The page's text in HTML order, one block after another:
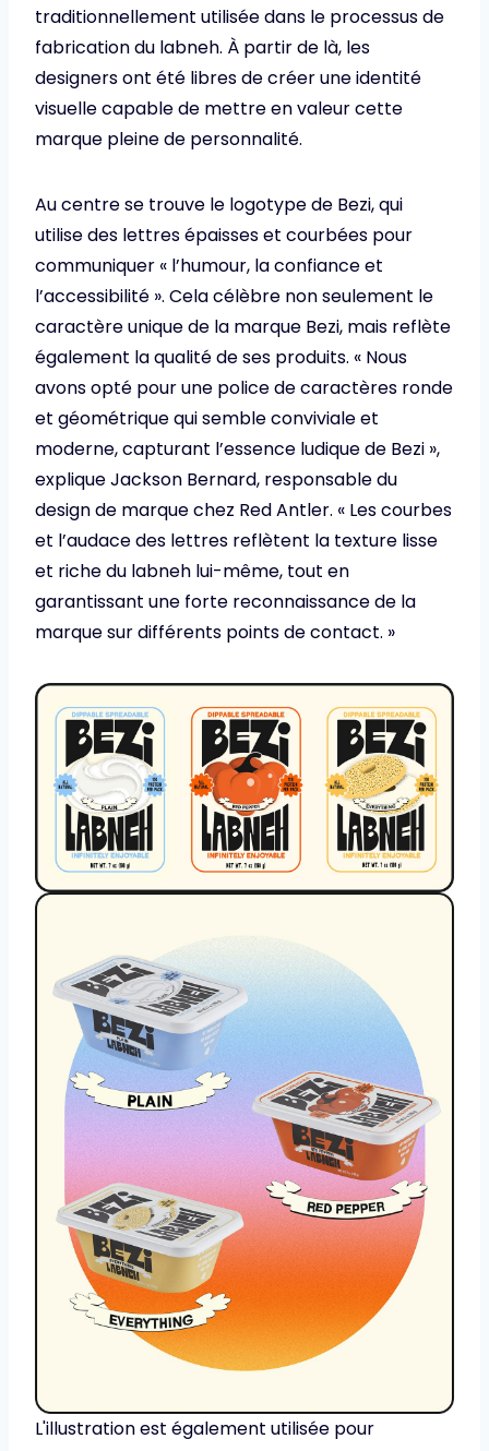
traditionnellement utilisée dans le processus de
fabrication du labneh. À partir de là, les
designers ont été libres de créer une identité
visuelle capable de mettre en valeur cette
marque pleine de personnalité.
Au centre se trouve le logotype de Bezi, qui
utilise des lettres épaisses et courbées pour
communiquer « l’humour, la confiance et
l’accessibilité ». Cela célèbre non seulement le
caractère unique de la marque Bezi, mais reflète
également la qualité de ses produits. « Nous
avons opté pour une police de caractères ronde
et géométrique qui semble conviviale et
moderne, capturant l’essence ludique de Bezi »,
explique Jackson Bernard, responsable du
design de marque chez Red Antler. « Les courbes
et l’audace des lettres reflètent la texture lisse
et riche du labneh lui-même, tout en
garantissant une forte reconnaissance de la
marque sur différents points de contact. »
L'illustration est également utilisée pour